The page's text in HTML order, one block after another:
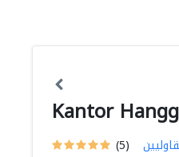
Kantor
(5)